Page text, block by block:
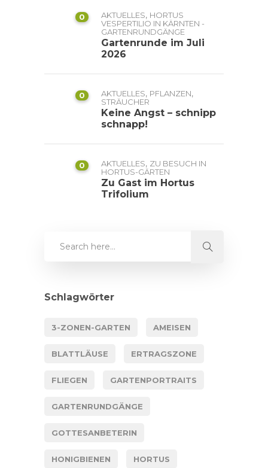
0 AKTUELLES, HORTUS
VESPERTILIO IN KÄRNTEN -
GARTENRUNDGÄNGE
Gartenrunde im Juli
2026
0 AKTUELLES, PFLANZEN,
STRÄUCHER
Keine Angst – schnipp
schnapp!
0 AKTUELLES, ZU BESUCH IN
HORTUS-GÄRTEN
Zu Gast im Hortus
Trifolium
Schlagwörter
3-ZONEN-GARTEN AMEISEN
BLATTLÄUSE ERTRAGSZONE
FLIEGEN GARTENPORTRAITS
GARTENRUNDGÄNGE
GOTTESANBETERIN
HONIGBIENEN HORTUS